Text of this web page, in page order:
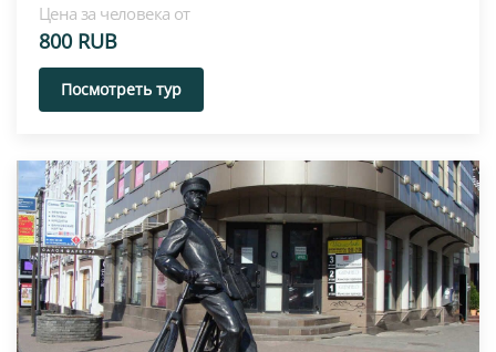
Цена за человека от
800 RUB
Посмотреть тур